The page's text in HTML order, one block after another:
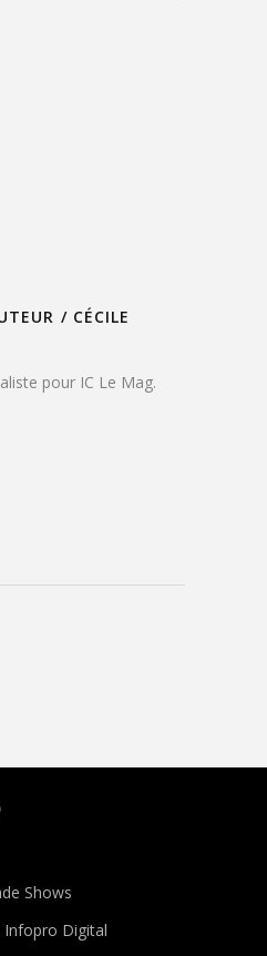
/ CÉCILE
pour IC Le Mag.
Shows
Infopro Digital